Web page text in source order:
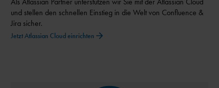
und stellen den schnellen Einstieg in die Welt von Confluence &
Jira sicher.
Jetzt Atlassian Cloud einrichten